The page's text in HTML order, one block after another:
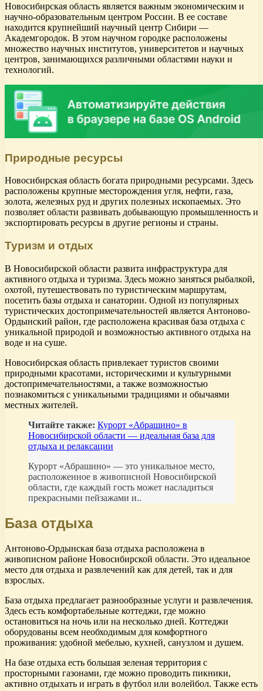
Новосибирская область является важным экономическим и
научно-образовательным центром России. В ее составе
находится крупнейший научный центр Сибири —
Академгородок. В этом научном городке расположены
множество научных институтов, университетов и научных
центров, занимающихся различными областями науки и
технологий.
Природные ресурсы
Новосибирская область богата природными ресурсами. Здесь
расположены крупные месторождения угля, нефти, газа,
золота, железных руд и других полезных ископаемых. Это
позволяет области развивать добывающую промышленность и
экспортировать ресурсы в другие регионы и страны.
Туризм и отдых
В Новосибирской области развита инфраструктура для
активного отдыха и туризма. Здесь можно заняться рыбалкой,
охотой, путешествовать по туристическим маршрутам,
посетить базы отдыха и санатории. Одной из популярных
туристических достопримечательностей является Антоново-
Ордынский район, где расположена красивая база отдыха с
уникальной природой и возможностью активного отдыха на
воде и на суше.
Новосибирская область привлекает туристов своими
природными красотами, историческими и культурными
достопримечательностями, а также возможностью
познакомиться с уникальными традициями и обычаями
местных жителей.
Читайте также: Курорт «Абрашино» в
Новосибирской области — идеальная база для
отдыха и релаксации
Курорт «Абрашино» — это уникальное место,
расположенное в живописной Новосибирской
области, где каждый гость может насладиться
прекрасными пейзажами и..
База отдыха
Антоново-Ордынская база отдыха расположена в
живописном районе Новосибирской области. Это идеальное
место для отдыха и развлечений как для детей, так и для
взрослых.
База отдыха предлагает разнообразные услуги и развлечения.
Здесь есть комфортабельные коттеджи, где можно
остановиться на ночь или на несколько дней. Коттеджи
оборудованы всем необходимым для комфортного
проживания: удобной мебелью, кухней, санузлом и душем.
На базе отдыха есть большая зеленая территория с
просторными газонами, где можно проводить пикники,
активно отдыхать и играть в футбол или волейбол. Также есть